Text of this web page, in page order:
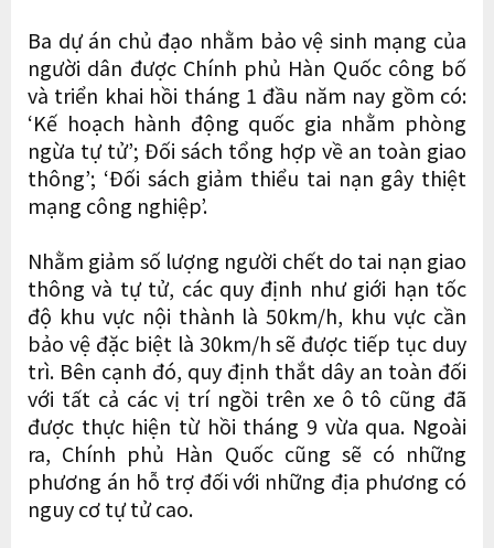
Ba dự án chủ đạo nhằm bảo vệ sinh mạng của
người dân được Chính phủ Hàn Quốc công bố
và triển khai hồi tháng 1 đầu năm nay gồm có:
‘Kế hoạch hành động quốc gia nhằm phòng
ngừa tự tử’; Đối sách tổng hợp về an toàn giao
thông’; ‘Đối sách giảm thiểu tai nạn gây thiệt
mạng công nghiệp’.
Nhằm giảm số lượng người chết do tai nạn giao
thông và tự tử, các quy định như giới hạn tốc
độ khu vực nội thành là 50km/h, khu vực cần
bảo vệ đặc biệt là 30km/h sẽ được tiếp tục duy
trì. Bên cạnh đó, quy định thắt dây an toàn đối
với tất cả các vị trí ngồi trên xe ô tô cũng đã
được thực hiện từ hồi tháng 9 vừa qua. Ngoài
ra, Chính phủ Hàn Quốc cũng sẽ có những
phương án hỗ trợ đối với những địa phương có
nguy cơ tự tử cao.